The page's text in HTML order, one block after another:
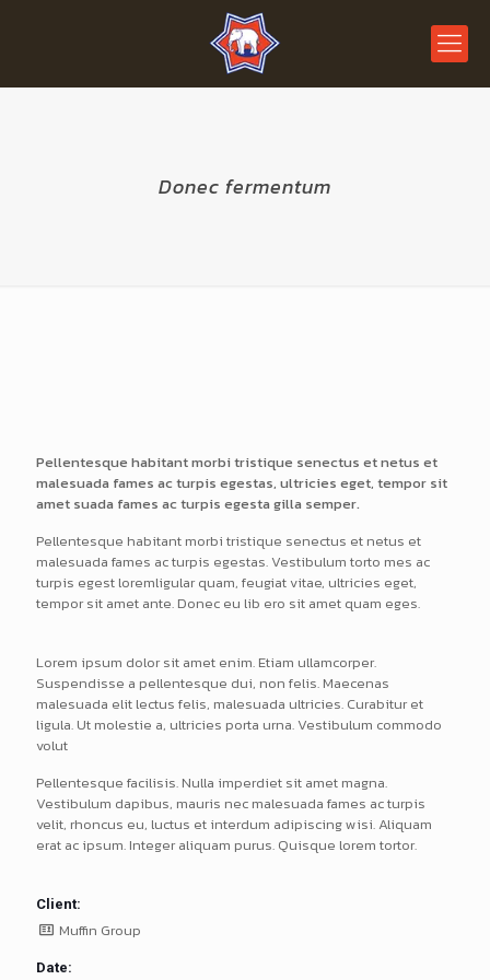
Donec fermentum
Pellentesque habitant morbi tristique senectus et netus et
malesuada fames ac turpis egestas, ultricies eget, tempor sit
amet suada fames ac turpis egesta gilla semper.
Pellentesque habitant morbi tristique senectus et netus et
malesuada fames ac turpis egestas. Vestibulum torto mes ac
turpis egest loremligular quam, feugiat vitae, ultricies eget,
tempor sit amet ante. Donec eu lib ero sit amet quam eges.
Lorem ipsum dolor sit amet enim. Etiam ullamcorper.
Suspendisse a pellentesque dui, non felis. Maecenas
malesuada elit lectus felis, malesuada ultricies. Curabitur et
ligula. Ut molestie a, ultricies porta urna. Vestibulum commodo
volut
Pellentesque facilisis. Nulla imperdiet sit amet magna.
Vestibulum dapibus, mauris nec malesuada fames ac turpis
velit, rhoncus eu, luctus et interdum adipiscing wisi. Aliquam
erat ac ipsum. Integer aliquam purus. Quisque lorem tortor.
Client:
Muffin Group
Date: